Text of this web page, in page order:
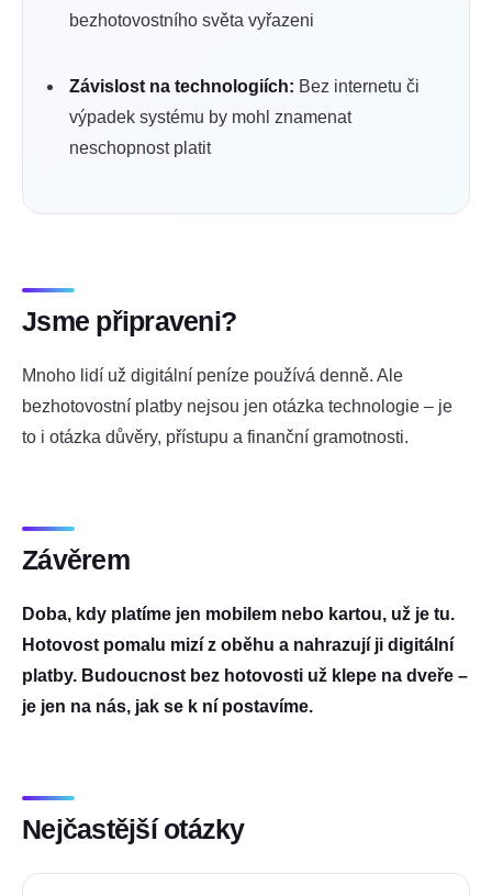
bezhotovostního světa vyřazeni
Závislost na technologiích: Bez internetu či
výpadek systému by mohl znamenat
neschopnost platit
Jsme připraveni?
Mnoho lidí už digitální peníze používá denně. Ale
bezhotovostní platby nejsou jen otázka technologie – je
to i otázka důvěry, přístupu a finanční gramotnosti.
Závěrem
Doba, kdy platíme jen mobilem nebo kartou, už je tu.
Hotovost pomalu mizí z oběhu a nahrazují ji digitální
platby. Budoucnost bez hotovosti už klepe na dveře –
je jen na nás, jak se k ní postavíme.
Nejčastější otázky